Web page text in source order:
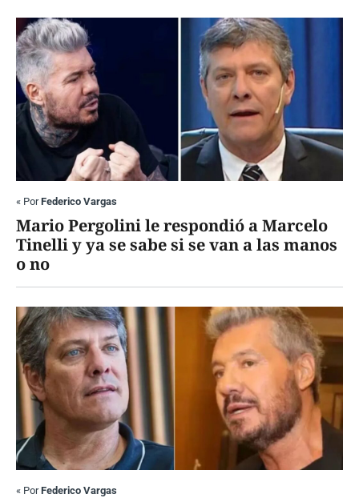
« PorFederico Vargas
Mario Pergolini le respondió a Marcelo
Tinelli y ya se sabe si se van a las manos
o no
« PorFederico Vargas